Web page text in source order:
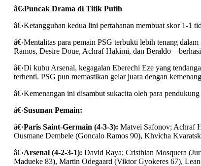
â€‹Puncak Drama di Titik Putih
â€‹Ketangguhan kedua lini pertahanan membuat skor 1-1
â€‹Mentalitas para pemain PSG terbukti lebih tenang
Ramos, Desire Doue, Achraf Hakimi, dan
â€‹Di kubu Arsenal, kegagalan Eberechi Eze yang
terhenti. PSG pun memastikan gelar juara dengan
â€‹Kemenangan ini disambut sukacita oleh para
â€‹Susunan Pemain:
â€‹Paris Saint-Germain (4-3-3): Matvei Safonov; Achraf
Ousmane Dembele (Goncalo Ramos 90), Khvicha
â€‹Arsenal (4-2-3-1): David Raya; Cristhian Mosquera
Madueke 83), Martin Odegaard (Viktor Gyokeres 67),